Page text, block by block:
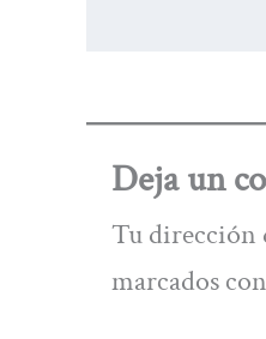
Deja un
Tu dirección
marcados con